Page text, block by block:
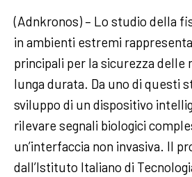
(Adnkronos) – Lo studio della
in ambienti estremi
principali per la sicurezza delle
lunga durata. Da uno di questi
sviluppo di un dispositivo
rilevare segnali biologici
un’interfaccia non invasiva. Il
dall’Istituto Italiano di